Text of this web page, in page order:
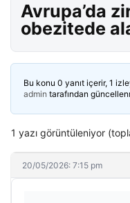
Avrupa’da
obezitede
Bu konu 0 yanıt içerir, 1
admin tarafından
1 yazı görüntüleniyor
20/05/2026: 7:15 pm